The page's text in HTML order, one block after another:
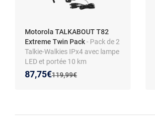
Motorola TALKABOUT T82
Extreme Twin Pack- Pack de 2
Talkie-Walkies IPx4 avec lampe
LED et portée 10 km
Ancien prix :
119,99€
Nouveau prix :
87,75€
Réduction de :